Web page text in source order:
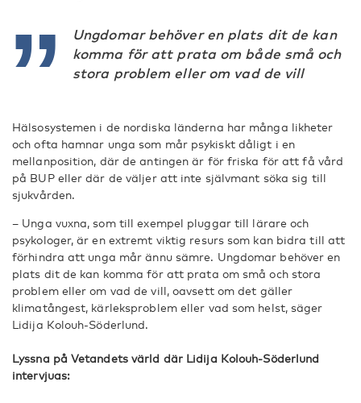
Ungdomar behöver en plats dit de kan
komma för att prata om både små och
stora problem eller om vad de vill
Hälsosystemen i de nordiska länderna har många likheter
och ofta hamnar unga som mår psykiskt dåligt i en
mellanposition, där de antingen är för friska för att få vård
på BUP eller där de väljer att inte självmant söka sig till
sjukvården.
– Unga vuxna, som till exempel pluggar till lärare och
psykologer, är en extremt viktig resurs som kan bidra till att
förhindra att unga mår ännu sämre. Ungdomar behöver en
plats dit de kan komma för att prata om små och stora
problem eller om vad de vill, oavsett om det gäller
klimatångest, kärleksproblem eller vad som helst, säger
Lidija Kolouh-Söderlund.
Lyssna på Vetandets värld där Lidija Kolouh-Söderlund
intervjuas: